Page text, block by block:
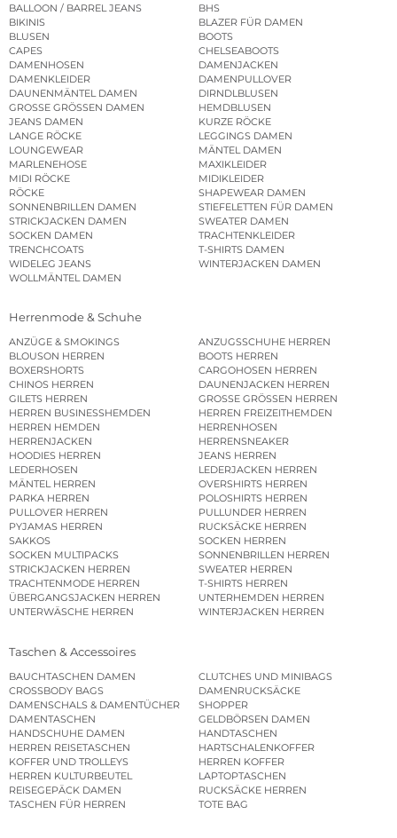
BALLOON / BARREL JEANS
BHS
BIKINIS
BLAZER FÜR DAMEN
BLUSEN
BOOTS
CAPES
CHELSEABOOTS
DAMENHOSEN
DAMENJACKEN
DAMENKLEIDER
DAMENPULLOVER
DAUNENMÄNTEL DAMEN
DIRNDLBLUSEN
GROSSE GRÖSSEN DAMEN
HEMDBLUSEN
JEANS DAMEN
KURZE RÖCKE
LANGE RÖCKE
LEGGINGS DAMEN
LOUNGEWEAR
MÄNTEL DAMEN
MARLENEHOSE
MAXIKLEIDER
MIDI RÖCKE
MIDIKLEIDER
RÖCKE
SHAPEWEAR DAMEN
SONNENBRILLEN DAMEN
STIEFELETTEN FÜR DAMEN
STRICKJACKEN DAMEN
SWEATER DAMEN
SOCKEN DAMEN
TRACHTENKLEIDER
TRENCHCOATS
T-SHIRTS DAMEN
WIDELEG JEANS
WINTERJACKEN DAMEN
WOLLMÄNTEL DAMEN
Herrenmode & Schuhe
ANZÜGE & SMOKINGS
ANZUGSSCHUHE HERREN
BLOUSON HERREN
BOOTS HERREN
BOXERSHORTS
CARGOHOSEN HERREN
CHINOS HERREN
DAUNENJACKEN HERREN
GILETS HERREN
GROSSE GRÖSSEN HERREN
HERREN BUSINESSHEMDEN
HERREN FREIZEITHEMDEN
HERREN HEMDEN
HERRENHOSEN
HERRENJACKEN
HERRENSNEAKER
HOODIES HERREN
JEANS HERREN
LEDERHOSEN
LEDERJACKEN HERREN
MÄNTEL HERREN
OVERSHIRTS HERREN
PARKA HERREN
POLOSHIRTS HERREN
PULLOVER HERREN
PULLUNDER HERREN
PYJAMAS HERREN
RUCKSÄCKE HERREN
SAKKOS
SOCKEN HERREN
SOCKEN MULTIPACKS
SONNENBRILLEN HERREN
STRICKJACKEN HERREN
SWEATER HERREN
TRACHTENMODE HERREN
T-SHIRTS HERREN
ÜBERGANGSJACKEN HERREN
UNTERHEMDEN HERREN
UNTERWÄSCHE HERREN
WINTERJACKEN HERREN
Taschen & Accessoires
BAUCHTASCHEN DAMEN
CLUTCHES UND MINIBAGS
CROSSBODY BAGS
DAMENRUCKSÄCKE
DAMENSCHALS & DAMENTÜCHER
SHOPPER
DAMENTASCHEN
GELDBÖRSEN DAMEN
HANDSCHUHE DAMEN
HANDTASCHEN
HERREN REISETASCHEN
HARTSCHALENKOFFER
KOFFER UND TROLLEYS
HERREN KOFFER
HERREN KULTURBEUTEL
LAPTOPTASCHEN
REISEGEPÄCK DAMEN
RUCKSÄCKE HERREN
TASCHEN FÜR HERREN
TOTE BAG